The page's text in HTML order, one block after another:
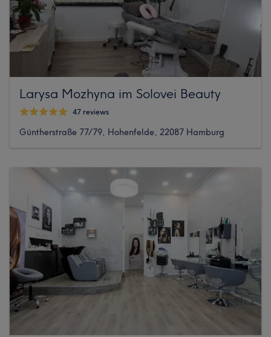
Larysa Mozhyna im Solovei Beauty
47 reviews
Güntherstraße 77/79, Hohenfelde, 22087 Hamburg